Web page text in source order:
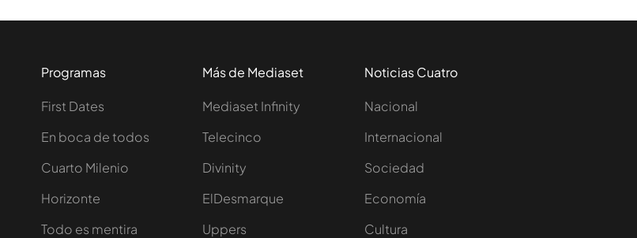
Programas
First Dates
En boca de todos
Cuarto Milenio
Horizonte
Todo es mentira
Más de Mediaset
Mediaset Infinity
Telecinco
Divinity
ElDesmarque
Uppers
Noticias Cuatro
Nacional
Internacional
Sociedad
Economía
Cultura